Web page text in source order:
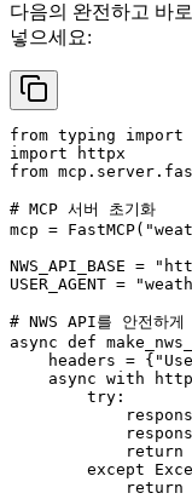
다음의 완전하고 바
넣으세요:
from typing import
import httpx
from
# MCP 서버 초기화
mcp =
NWS_API_BASE =
USER_AGENT =
# NWS API를 안전하
async def
headers =
async with
        try:
return
except
return